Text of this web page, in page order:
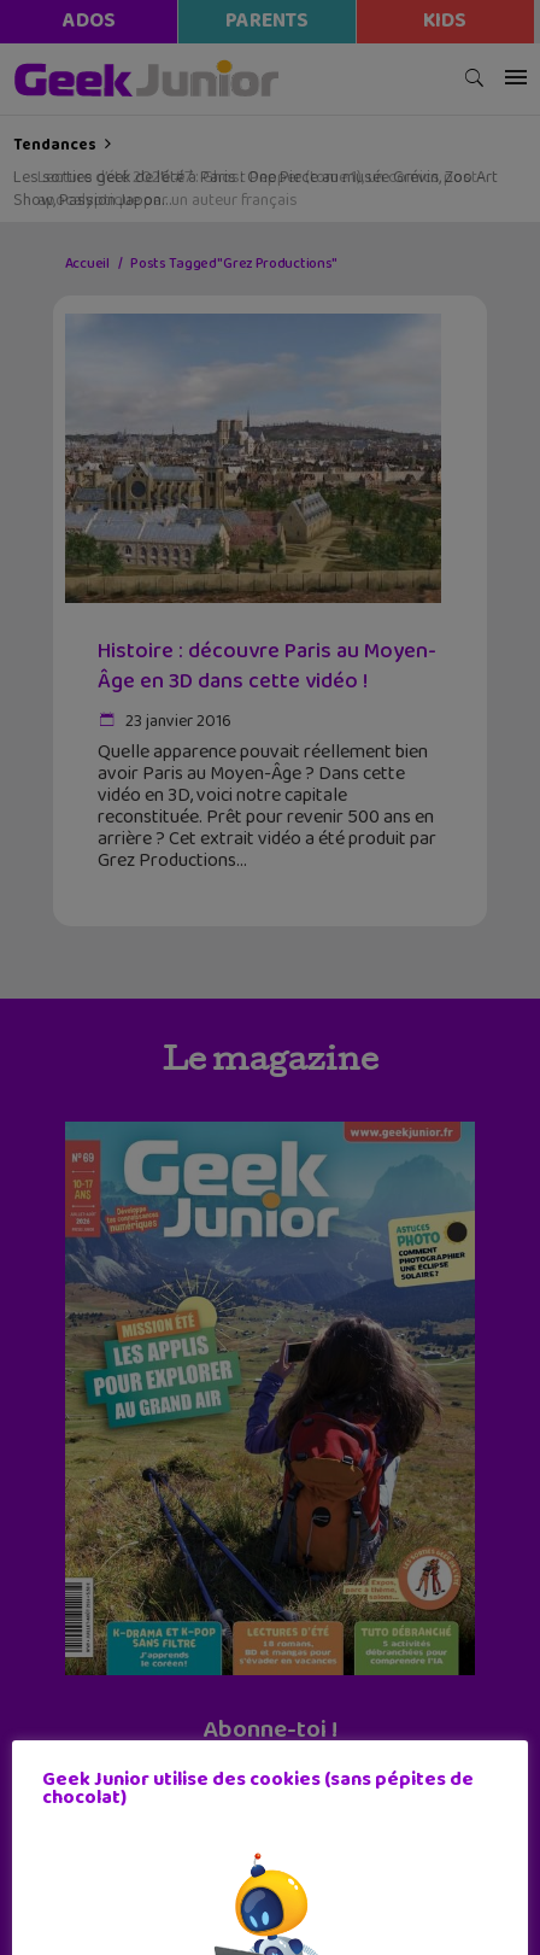
ADOS PARENTS KIDS
Tendances
Les sorties geek de l’été à Paris : One Piece au musée Grévin, Zoo Art
Show, Passion Japon…
Accueil Posts Tagged "Grez Productions"
Histoire : découvre Paris au Moyen-
Âge en 3D dans cette vidéo !
23 janvier 2016
Quelle apparence pouvait réellement bien
avoir Paris au Moyen-Âge ? Dans cette
vidéo en 3D, voici notre capitale
reconstituée. Prêt pour revenir 500 ans en
arrière ? Cet extrait vidéo a été produit par
Grez Productions
Le magazine
Abonne-toi !
11 numéros par an
Geek Junior utilise des cookies (sans pépites de
chocolat)